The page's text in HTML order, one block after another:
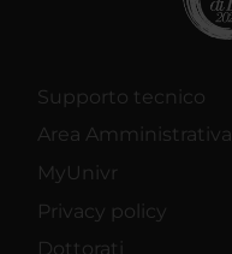
Supporto tecnico
Area Amministrativa
MyUnivr
Privacy policy
Dottorati